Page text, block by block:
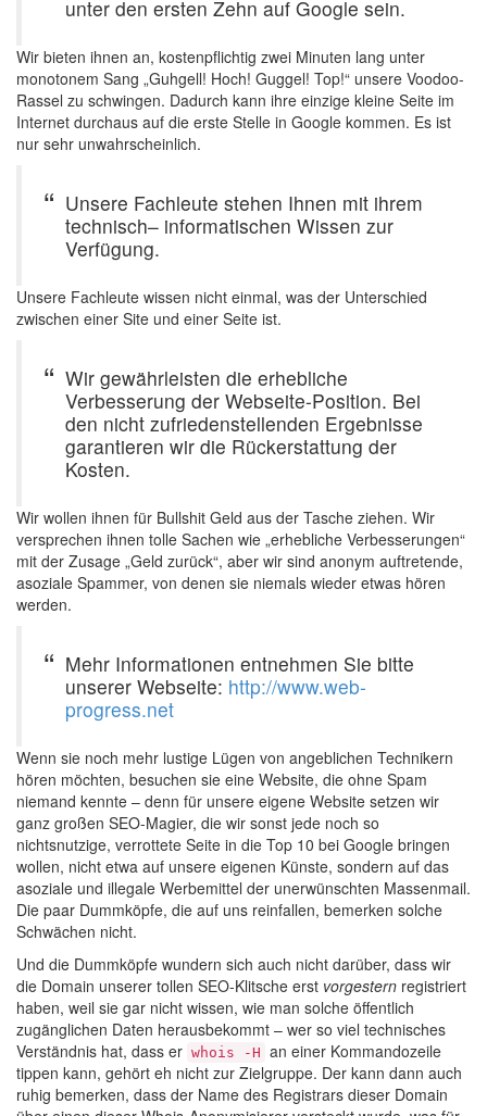
unter den ersten Zehn auf Google sein.
Wir bieten ihnen an, kostenpflichtig zwei Minuten lang unter
monotonem Sang „Guhgell! Hoch! Guggel! Top!“ unsere Voodoo-
Rassel zu schwingen. Dadurch kann ihre einzige kleine Seite im
Internet durchaus auf die erste Stelle in Google kommen. Es ist
nur sehr unwahrscheinlich.
Unsere Fachleute stehen Ihnen mit ihrem
technisch– informatischen Wissen zur
Verfügung.
Unsere Fachleute wissen nicht einmal, was der Unterschied
zwischen einer Site und einer Seite ist.
Wir gewährleisten die erhebliche
Verbesserung der Webseite-Position. Bei
den nicht zufriedenstellenden Ergebnisse
garantieren wir die Rückerstattung der
Kosten.
Wir wollen ihnen für Bullshit Geld aus der Tasche ziehen. Wir
versprechen ihnen tolle Sachen wie „erhebliche Verbesserungen“
mit der Zusage „Geld zurück“, aber wir sind anonym auftretende,
asoziale Spammer, von denen sie niemals wieder etwas hören
werden.
Mehr Informationen entnehmen Sie bitte
unserer Webseite: http://www.web-
progress.net
Wenn sie noch mehr lustige Lügen von angeblichen Technikern
hören möchten, besuchen sie eine Website, die ohne Spam
niemand kennte – denn für unsere eigene Website setzen wir
ganz großen SEO-Magier, die wir sonst jede noch so
nichtsnutzige, verrottete Seite in die Top 10 bei Google bringen
wollen, nicht etwa auf unsere eigenen Künste, sondern auf das
asoziale und illegale Werbemittel der unerwünschten Massenmail.
Die paar Dummköpfe, die auf uns reinfallen, bemerken solche
Schwächen nicht.
Und die Dummköpfe wundern sich auch nicht darüber, dass wir
die Domain unserer tollen SEO-Klitsche erst vorgestern registriert
haben, weil sie gar nicht wissen, wie man solche öffentlich
zugänglichen Daten herausbekommt – wer so viel technisches
Verständnis hat, dass er whois -H an einer Kommandozeile
tippen kann, gehört eh nicht zur Zielgruppe. Der kann dann auch
ruhig bemerken, dass der Name des Registrars dieser Domain